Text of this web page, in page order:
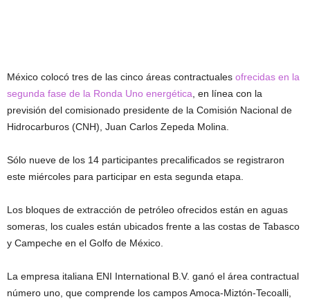
México colocó tres de las cinco áreas contractuales ofrecidas en la
segunda fase de la Ronda Uno energética , en línea con la
previsión del comisionado presidente de la Comisión Nacional de
Hidrocarburos (CNH), Juan Carlos Zepeda Molina.
Sólo nueve de los 14 participantes precalificados se registraron
este miércoles para participar en esta segunda etapa.
Los bloques de extracción de petróleo ofrecidos están en aguas
someras, los cuales están ubicados frente a las costas de Tabasco
y Campeche en el Golfo de México.
La empresa italiana ENI International B.V. ganó el área contractual
número uno, que comprende los campos Amoca-Miztón-Tecoalli,